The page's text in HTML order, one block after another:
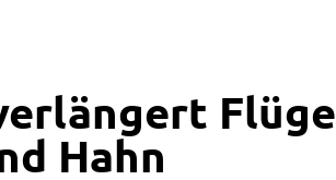
Flüge
Hahn